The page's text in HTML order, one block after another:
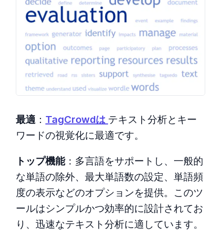
最適： TagCrowdは テキスト分析とキー
ワードの視覚化に最適です。
トップ機能：多言語をサポートし、一般的
な単語の除外、最大単語数の設定、単語頻
度の表示などのオプションを提供。このツ
ールはシンプルかつ効率的に設計されてお
り、迅速なテキスト分析に適しています。